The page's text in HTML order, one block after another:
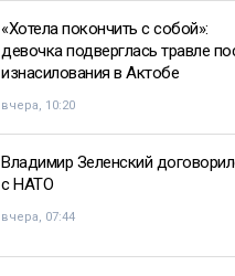
«Хотела покончить с собой»:
девочка подверглась травле
изнасилования в Актобе
вчера, 10:20
Владимир Зеленский
с НАТО
вчера, 07:44